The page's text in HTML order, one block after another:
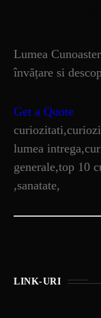
Lumea
învățare si
Get a Quote
lumea
generale,top 10
,sanatate,
LINK-URI